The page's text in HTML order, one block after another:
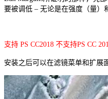
要被调低 – 无论是在强度（量）
支持 PS CC2018 不支持PS CC
安装之后可以在滤镜菜单和扩展